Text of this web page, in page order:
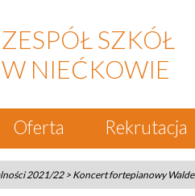
ZESPÓŁ SZKÓŁ
W NIEĆKOWIE
Oferta Rekrutacja
2021/22> Koncert fortepianowy